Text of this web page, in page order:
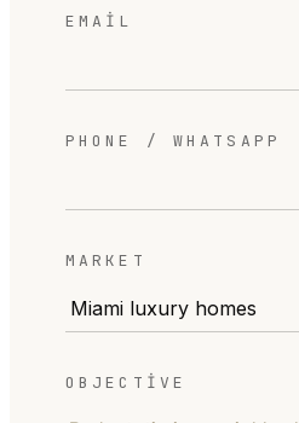
EMAIL
PHONE / WHATSAPP
MARKET
OBJECTIVE